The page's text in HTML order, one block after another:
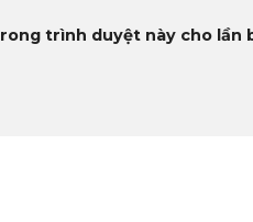
trình duyệt này cho lần